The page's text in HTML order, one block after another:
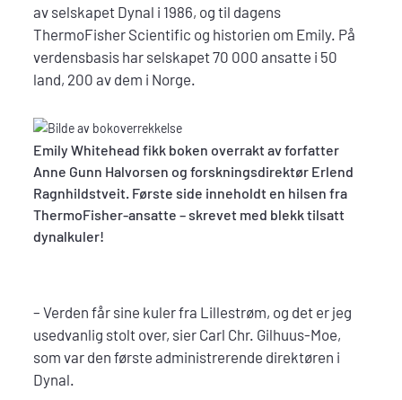
av selskapet Dynal i 1986, og til dagens
ThermoFisher Scientific og historien om Emily. På
verdensbasis har selskapet 70 000 ansatte i 50
land, 200 av dem i Norge.
Emily Whitehead fikk boken overrakt av forfatter
Anne Gunn Halvorsen og forskningsdirektør Erlend
Ragnhildstveit. Første side inneholdt en hilsen fra
ThermoFisher-ansatte – skrevet med blekk tilsatt
dynalkuler!
– Verden får sine kuler fra Lillestrøm, og det er jeg
usedvanlig stolt over, sier Carl Chr. Gilhuus-Moe,
som var den første administrerende direktøren i
Dynal.